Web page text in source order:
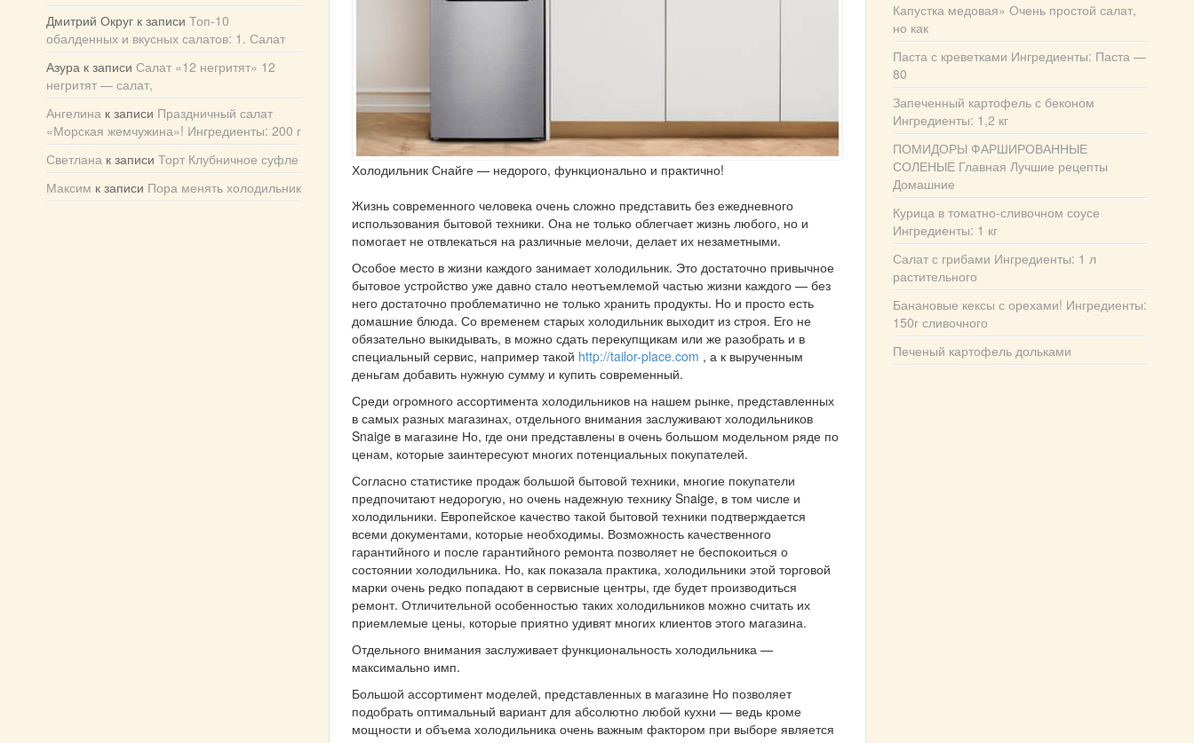
Холодильник Снайге — недорого, функционально и практично!
Жизнь современного человека очень сложно представить без ежедневного
использования бытовой техники. Она не только облегчает жизнь любого, но и
помогает не отвлекаться на различные мелочи, делает их незаметными.
Особое место в жизни каждого занимает холодильник. Это достаточно привычное
бытовое устройство уже давно стало неотъемлемой частью жизни каждого — без
него достаточно проблематично не только хранить продукты. Но и просто есть
домашние блюда. Со временем старых холодильник выходит из строя. Его не
обязательно выкидывать, в можно сдать перекупщикам или же разобрать и в
специальный сервис, например такой http://tailor-place.com , а к вырученным
деньгам добавить нужную сумму и купить современный.
Среди огромного ассортимента холодильников на нашем рынке, представленных
в самых разных магазинах, отдельного внимания заслуживают холодильников
Snaige в магазине Но, где они представлены в очень большом модельном ряде по
ценам, которые заинтересуют многих потенциальных покупателей.
Согласно статистике продаж большой бытовой техники, многие покупатели
предпочитают недорогую, но очень надежную технику Snaige, в том числе и
холодильники. Европейское качество такой бытовой техники подтверждается
всеми документами, которые необходимы. Возможность качественного
гарантийного и после гарантийного ремонта позволяет не беспокоиться о
состоянии холодильника. Но, как показала практика, холодильники этой торговой
марки очень редко попадают в сервисные центры, где будет производиться
ремонт. Отличительной особенностью таких холодильников можно считать их
приемлемые цены, которые приятно удивят многих клиентов этого магазина.
Отдельного внимания заслуживает функциональность холодильника —
максимально имп.
Большой ассортимент моделей, представленных в магазине Но позволяет
подобрать оптимальный вариант для абсолютно любой кухни — ведь кроме
мощности и объема холодильника очень важным фактором при выборе является
Дмитрий Округ к записи Топ-10
обалденных и вкусных салатов: 1. Салат
Азура к записи Салат «12 негритят» 12
негритят — салат,
Ангелина к записи Праздничный салат
«Морская жемчужина»! Ингредиенты: 200 г
Светлана к записи Торт Клубничное суфле
Максим к записи Пора менять холодильник
Капустка медовая» Очень простой салат,
но как
Паста с креветками Ингредиенты: Паста —
80
Запеченный картофель с беконом
Ингредиенты: 1,2 кг
ПОМИДОРЫ ФАРШИРОВАННЫЕ
СОЛЕНЫЕ Главная Лучшие рецепты
Домашние
Курица в томатно-сливочном соусе
Ингредиенты: 1 кг
Салат с грибами Ингредиенты: 1 л
растительного
Банановые кексы с орехами! Ингредиенты:
150г сливочного
Печеный картофель дольками